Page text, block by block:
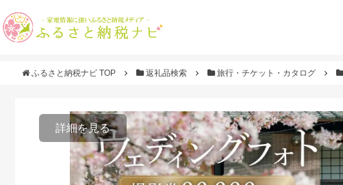
ふるさと納税ナビ TOP 返礼品検索 旅行・チケット・カタログ
詳細を見る